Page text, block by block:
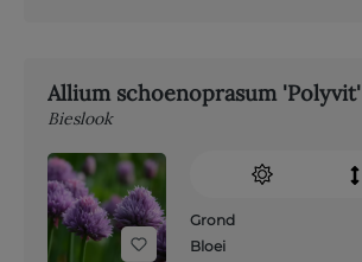
Allium schoenoprasum 'Polyvit'
Bieslook
Grond
Bloei